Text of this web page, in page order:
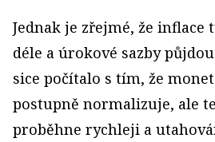
Jednak je zřejmé, že inflace
déle a úrokové sazby
sice počítalo s tím, že
postupně normalizuje, ale
proběhne rychleji a